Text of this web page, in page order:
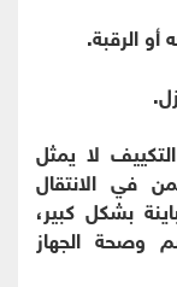
أو الرقبة.
لا يمثل
في الانتقال
بشكل كبير،
وصحة الجهاز